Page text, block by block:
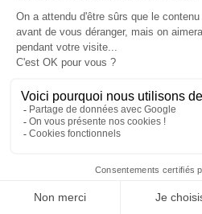
Sticker bouteille